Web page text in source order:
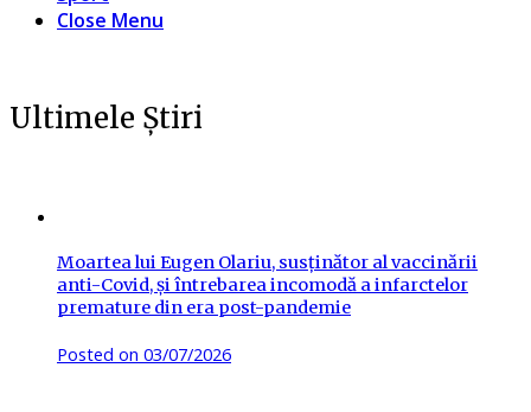
Close Menu
Ultimele Știri
Moartea lui Eugen Olariu, susținător al vaccinării
anti-Covid, și întrebarea incomodă a infarctelor
premature din era post-pandemie
Posted on 03/07/2026